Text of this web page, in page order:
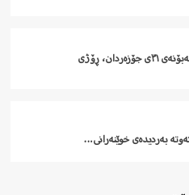
‍ بەیاننامەی کۆمەڵە بەبۆنەی ٣١ی جۆزەردان، ڕۆژی